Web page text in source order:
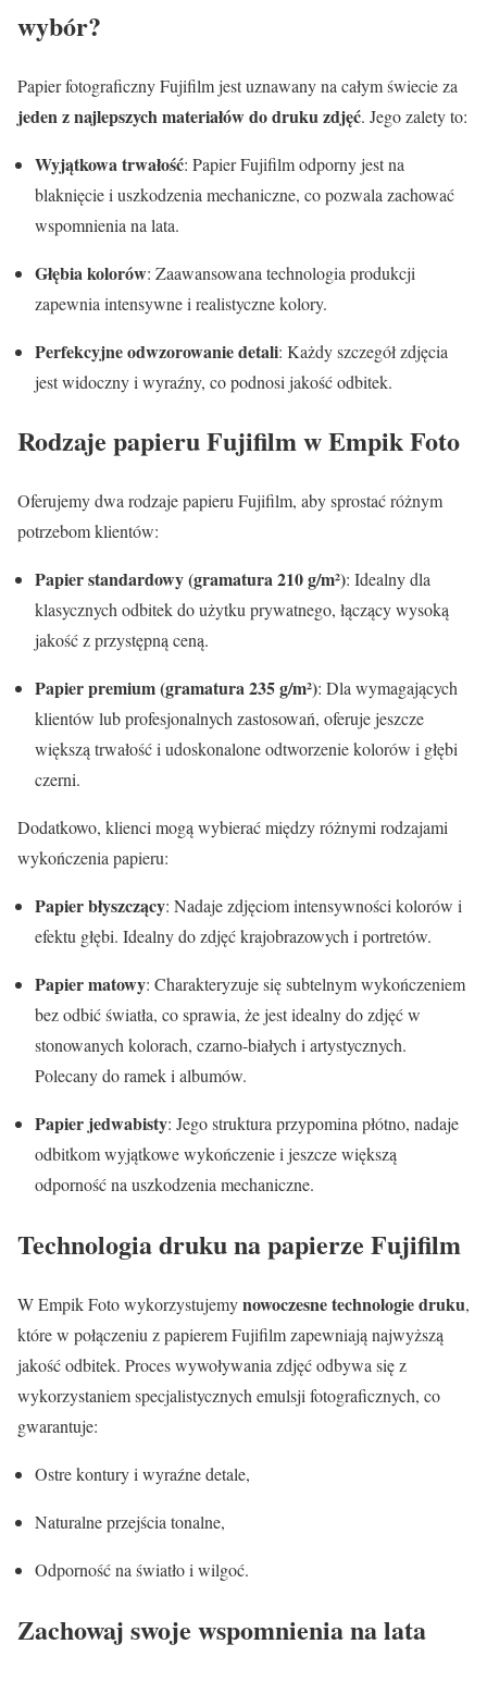
wybór?
Papier fotograficzny Fujifilm jest uznawany na całym świecie za
jeden z najlepszych materiałów do druku zdjęć. Jego zalety to:
Wyjątkowa trwałość: Papier Fujifilm odporny jest na
blaknięcie i uszkodzenia mechaniczne, co pozwala zachować
wspomnienia na lata.
Głębia kolorów: Zaawansowana technologia produkcji
zapewnia intensywne i realistyczne kolory.
Perfekcyjne odwzorowanie detali: Każdy szczegół zdjęcia
jest widoczny i wyraźny, co podnosi jakość odbitek.
Rodzaje papieru Fujifilm w Empik Foto
Oferujemy dwa rodzaje papieru Fujifilm, aby sprostać różnym
potrzebom klientów:
Papier standardowy (gramatura 210 g/m²): Idealny dla
klasycznych odbitek do użytku prywatnego, łączący wysoką
jakość z przystępną ceną.
Papier premium (gramatura 235 g/m²): Dla wymagających
klientów lub profesjonalnych zastosowań, oferuje jeszcze
większą trwałość i udoskonalone odtworzenie kolorów i głębi
czerni.
Dodatkowo, klienci mogą wybierać między różnymi rodzajami
wykończenia papieru:
Papier błyszczący: Nadaje zdjęciom intensywności kolorów i
efektu głębi. Idealny do zdjęć krajobrazowych i portretów.
Papier matowy: Charakteryzuje się subtelnym wykończeniem
bez odbić światła, co sprawia, że jest idealny do zdjęć w
stonowanych kolorach, czarno-białych i artystycznych.
Polecany do ramek i albumów.
Papier jedwabisty: Jego struktura przypomina płótno, nadaje
odbitkom wyjątkowe wykończenie i jeszcze większą
odporność na uszkodzenia mechaniczne.
Technologia druku na papierze Fujifilm
W Empik Foto wykorzystujemynowoczesne technologie druku,
które w połączeniu z papierem Fujifilm zapewniają najwyższą
jakość odbitek. Proces wywoływania zdjęć odbywa się z
wykorzystaniem specjalistycznych emulsji fotograficznych, co
gwarantuje:
Ostre kontury i wyraźne detale,
Naturalne przejścia tonalne,
Odporność na światło i wilgoć.
Zachowaj swoje wspomnienia na lata